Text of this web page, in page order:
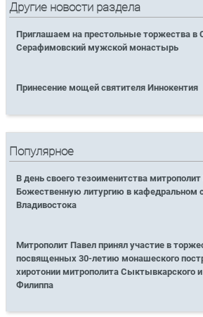
Другие новости раздела
Приглашаем на престольные торжества в
Серафимовский мужской монастырь
Принесение мощей святителя Иннокентия
Популярное
В день своего тезоименитства
Божественную литургию в кафедральном
Владивостока
Митрополит Павел принял участие в
посвященных 30-летию монашеского
хиротонии митрополита Сыктывкарского
Филиппа